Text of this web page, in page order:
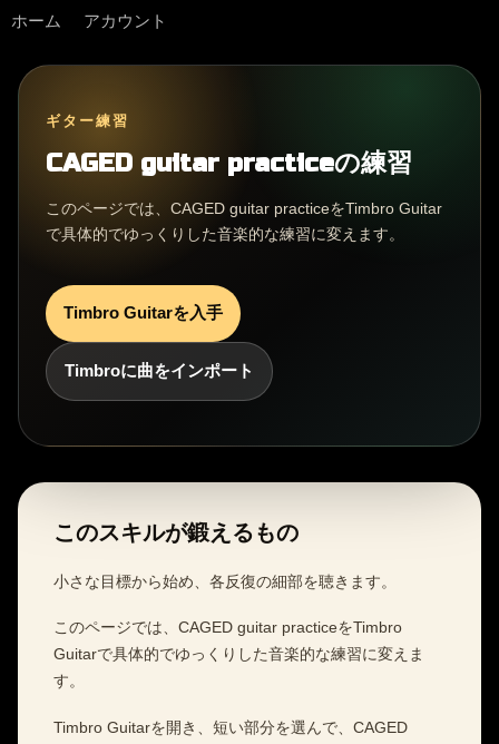
ホーム アカウント
ギター練習
CAGED guitar practiceの練習
このページでは、CAGED guitar practiceをTimbro Guitar
で具体的でゆっくりした音楽的な練習に変えます。
Timbro Guitarを入手
Timbroに曲をインポート
このスキルが鍛えるもの
小さな目標から始め、各反復の細部を聴きます。
このページでは、CAGED guitar practiceをTimbro
Guitarで具体的でゆっくりした音楽的な練習に変えま
す。
Timbro Guitarを開き、短い部分を選んで、CAGED